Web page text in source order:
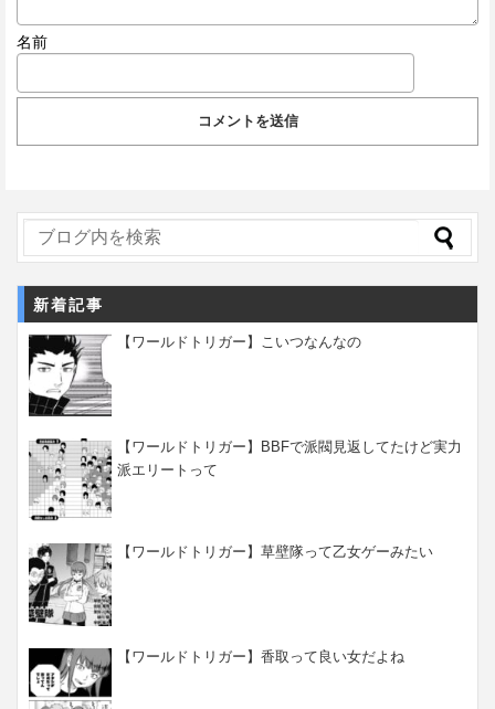
名前
新着記事
【ワールドトリガー】こいつなんなの
【ワールドトリガー】BBFで派閥見返してたけど実力
派エリートって
【ワールドトリガー】草壁隊って乙女ゲーみたい
【ワールドトリガー】香取って良い女だよね